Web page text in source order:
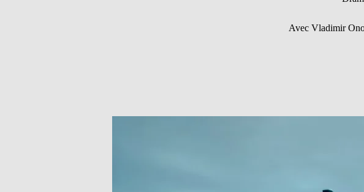
Avec Vladimir